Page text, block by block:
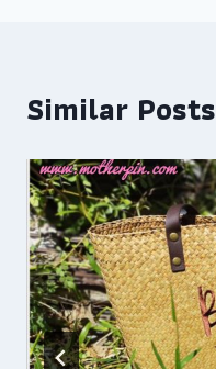
Similar Posts